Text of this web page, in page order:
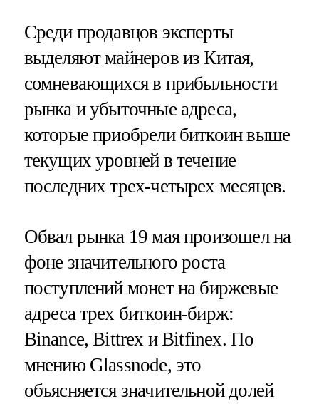
Среди продавцов эксперты
выделяют майнеров из Китая,
сомневающихся в прибыльности
рынка и убыточные адреса,
которые приобрели биткоин выше
текущих уровней в течение
последних трех-четырех месяцев.
Обвал рынка 19 мая произошел на
фоне значительного роста
поступлений монет на биржевые
адреса трех биткоин-бирж:
Binance, Bittrex и Bitfinex. По
мнению Glassnode, это
объясняется значительной долей